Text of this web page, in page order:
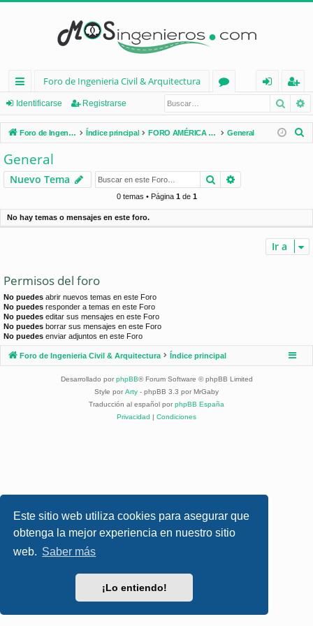
Este sitio web utiliza cookies para asegurar que
obtenga la mejor experiencia en nuestro sitio
web. Saber más
¡Lo entiendo!
nl
ac
es
rá
pi
d
Foro de Ingenieria Civil & Arquitectura
os
nt
ifi
e
eg
ist
ra
Identificarse Registrarse
Foro de Ingenieria Civil & Arquitectura Índice principal FORO AMÉRICA LATINA General
r
General
Nuevo Tema Buscar
0 temas • Página 1de 1
No hay temas o mensajes en este foro.
Ir a
Permisos del foro
No puedes abrir nuevos temas en este Foro
No puedes responder a temas en este Foro
No puedes editar sus mensajes en este Foro
No puedes borrar sus mensajes en este Foro
No puedes enviar adjuntos en este Foro
Foro de Ingenieria Civil & Arquitectura Índice principal
Desarrollado por phpBB® Forum Software © phpBB Limited
Style por Arty - phpBB 3.3 por MrGaby
Traducción al español por phpBB España
Privacidad | Condiciones